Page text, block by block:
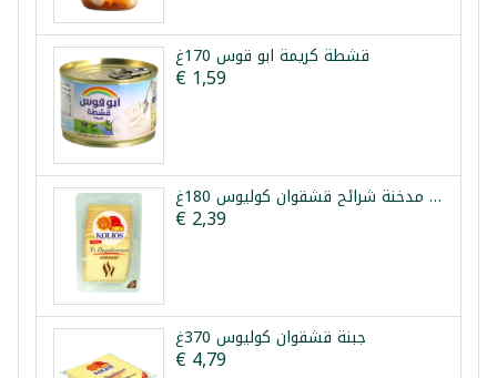
قشطة كريمة ابو قوس 170غ
€ 1,59
جبنة مدخنة شرائح قشقوان كوليوس 180غ
€ 2,39
جبنة قشقوان كوليوس 370غ
€ 4,79